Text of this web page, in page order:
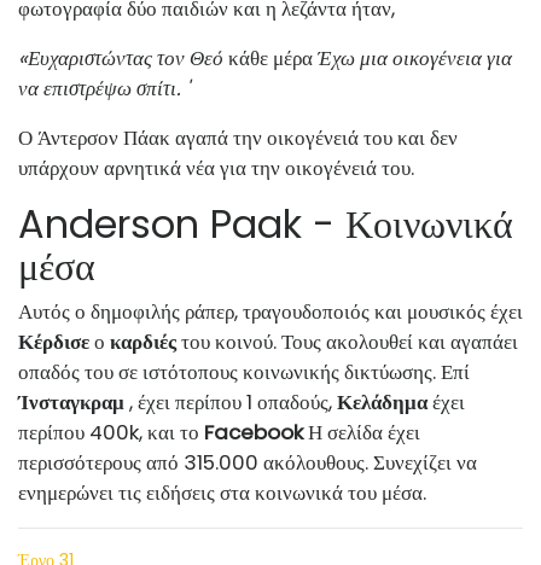
φωτογραφία δύο παιδιών και η λεζάντα ήταν,
«Ευχαριστώντας τον Θεό κάθε μέραΈχω μια οικογένεια για
να επιστρέψω σπίτι. '
Ο Άντερσον Πάακ αγαπά την οικογένειά του και δεν
υπάρχουν αρνητικά νέα για την οικογένειά του.
Anderson Paak - Κοινωνικά
μέσα
Αυτός ο δημοφιλής ράπερ, τραγουδοποιός και μουσικός έχει
Κέρδισεο καρδιέςτου κοινού. Τους ακολουθεί και αγαπάει
οπαδός του σε ιστότοπους κοινωνικής δικτύωσης. Επί
Ίνσταγκραμ, έχει περίπου 1 οπαδούς,Κελάδημαέχει
περίπου 400k, και το FacebookΗ σελίδα έχει
περισσότερους από 315.000 ακόλουθους. Συνεχίζει να
ενημερώνει τις ειδήσεις στα κοινωνικά του μέσα.
Έργο 31